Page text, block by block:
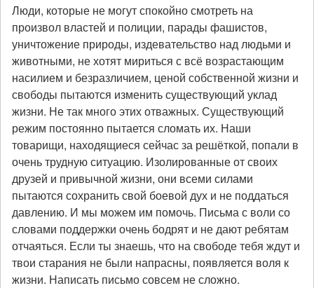
Люди, которые не могут спокойно смотреть на
произвол властей и полиции, парады фашистов,
уничтожение природы, издевательство над людьми и
животными, не хотят мириться с всё возрастающим
насилием и безразличием, ценой собственной жизни и
свободы пытаются изменить существующий уклад
жизни. Не так много этих отважных. Существующий
режим постоянно пытается сломать их. Наши
товарищи, находящиеся сейчас за решёткой, попали в
очень трудную ситуацию. Изолированные от своих
друзей и привычной жизни, они всеми силами
пытаются сохранить свой боевой дух и не поддаться
давлению. И мы можем им помочь. Письма с воли со
словами поддержки очень бодрят и не дают ребятам
отчаяться. Если ты знаешь, что на свободе тебя ждут и
твои старания не были напрасны, появляется воля к
жизни. Написать письмо совсем не сложно.